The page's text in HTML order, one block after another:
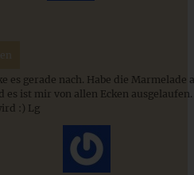
es gerade nach. Habe die Marmelade
es ist mir von allen Ecken
:) Lg